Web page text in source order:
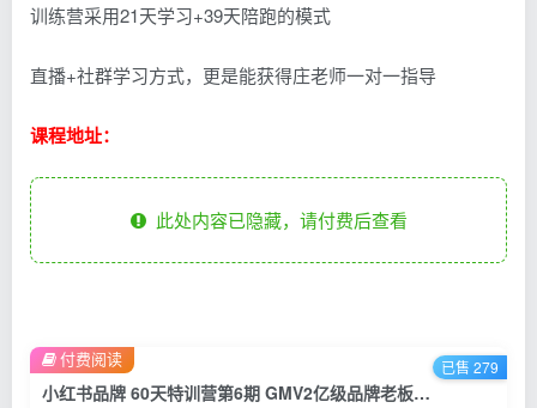
训练营采用21天学习+39天陪跑的模式
直播+社群学习方式，更是能获得庄老师一对一指导
课程地址：
此处内容已隐藏，请付费后查看
小红书品牌 60天特训营第6期 GMV2亿级品牌老板都在学 教你内容营销底层逻辑
付费阅读 已售 279